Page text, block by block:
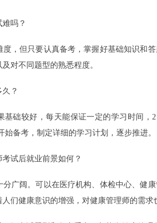
吗？
，但只要认真备考，掌握好基础知识和
对不同题型的熟悉程度。
？
基础较好，每天能保证一定的学习时间，
始备考，制定详细的学习计划，逐步推进。
试后就业前景如何？
广阔。可以在医疗机构、体检中心、健
们健康意识的增强，对健康管理师的需求